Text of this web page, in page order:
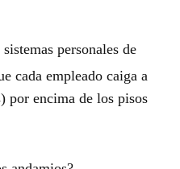
personales de
cada empleado caiga a
por encima de los pisos